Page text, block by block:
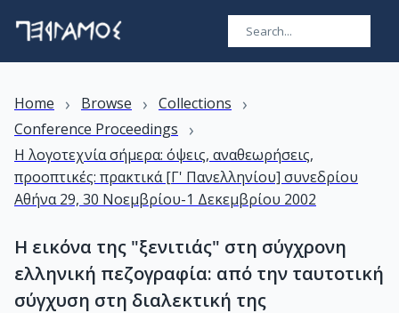
Home › Browse › Collections ›
Conference Proceedings ›
Η λογοτεχνία σήμερα: όψεις, αναθεωρήσεις,
προοπτικές: πρακτικά [Γ' Πανελληνίου] συνεδρίου
Αθήνα 29, 30 Νοεμβρίου-1 Δεκεμβρίου 2002
Η εικόνα της "ξενιτιάς" στη σύγχρονη
ελληνική πεζογραφία: από την ταυτοτική
σύγχυση στη διαλεκτική της